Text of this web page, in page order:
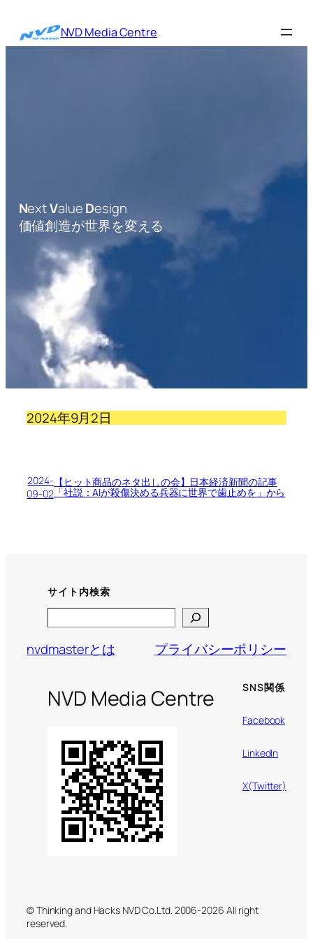
を
NVD Media Centre
NextValueDesign
価値創造が世界を変える
2024年9月2日
2024-
09-02
【ヒット商品のネタ出しの会】日本経済新聞の記事
「社説：AIが殺傷決める兵器に世界で歯止めを」から
サイト内検索
nvdmasterとは
プライバシーポリシー
NVD Media Centre SNS関係
Facebook
LinkedIn
X(Twitter)
© Thinking and Hacks NVD Co.Ltd. 2006-2026 All right
reserved.